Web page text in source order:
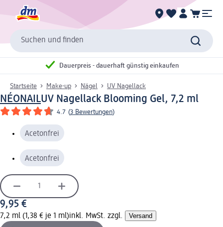
Suchen und finden
Dauerpreis - dauerhaft günstig einkaufen
Startseite Make-up Nägel UV Nagellack
NÉONAILUV Nagellack Blooming Gel, 7,2 ml
4.7 (3 Bewertungen)
Acetonfrei
Acetonfrei
9,95 €
7,2 ml (1,38 € je 1 ml)inkl. MwSt. zzgl. Versand